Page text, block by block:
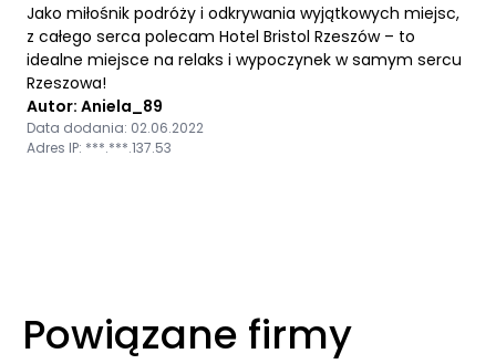
Jako miłośnik podróży i odkrywania wyjątkowych miejsc,
z całego serca polecam Hotel Bristol Rzeszów – to
idealne miejsce na relaks i wypoczynek w samym sercu
Rzeszowa!
Autor: Aniela_89
Data dodania: 02.06.2022
Adres IP: ***.***.137.53
Powiązane firmy